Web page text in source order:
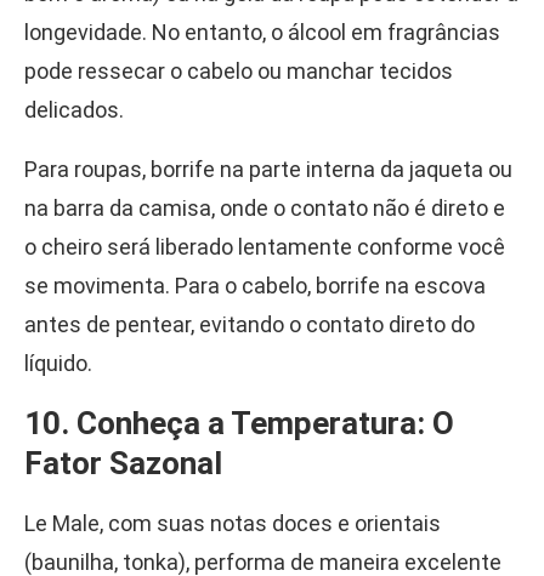
longevidade. No entanto, o álcool em fragrâncias
pode ressecar o cabelo ou manchar tecidos
delicados.
Para roupas, borrife na parte interna da jaqueta ou
na barra da camisa, onde o contato não é direto e
o cheiro será liberado lentamente conforme você
se movimenta. Para o cabelo, borrife na escova
antes de pentear, evitando o contato direto do
líquido.
10. Conheça a Temperatura: O
Fator Sazonal
Le Male, com suas notas doces e orientais
(baunilha, tonka), performa de maneira excelente